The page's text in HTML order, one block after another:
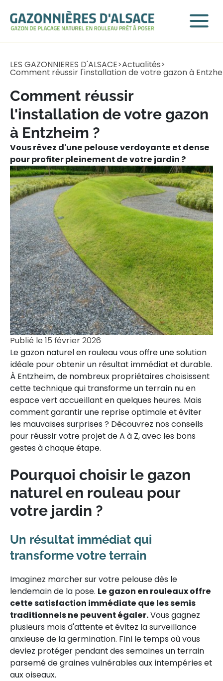
LES GAZONNIERES D'ALSACE>Actualités>
Comment réussir l'installation de votre gazon à
Comment réussir
l'installation de votre gazon
à Entzheim ?
Vous rêvez d'une pelouse verdoyante et dense
pour profiter pleinement de votre jardin ?
Publié le 15 février 2026
Le gazon naturel en rouleau vous offre une solution
idéale pour obtenir un résultat immédiat et durable.
À Entzheim, de nombreux propriétaires choisissent
cette technique qui transforme un terrain nu en
espace vert accueillant en quelques heures. Mais
comment garantir une reprise optimale et éviter
les mauvaises surprises ? Découvrez nos conseils
pour réussir votre projet de A à Z, avec les bons
gestes à chaque étape.
Pourquoi choisir le gazon
naturel en rouleau pour
votre jardin ?
Un résultat immédiat qui
transforme votre terrain
Imaginez marcher sur votre pelouse dès le
lendemain de la pose. Le gazon en rouleaux offre
cette satisfaction immédiate que les semis
traditionnels ne peuvent égaler.Vous gagnez
plusieurs mois d'attente et évitez la surveillance
anxieuse de la germination. Fini le temps où vous
deviez protéger pendant des semaines un terrain
parsemé de graines vulnérables aux intempéries et
aux oiseaux.